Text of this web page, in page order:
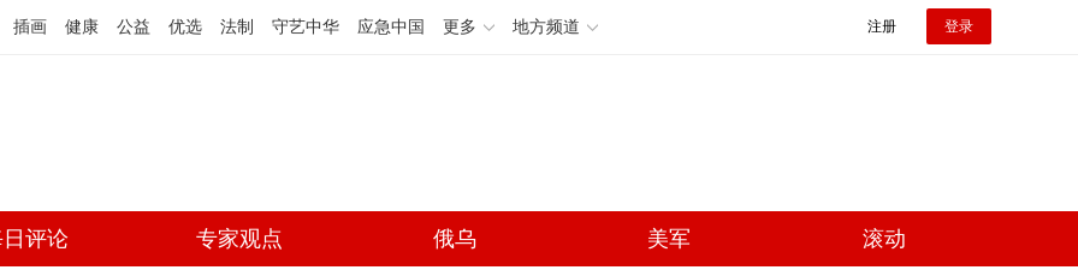
插画 健康 公益 优选 法制 守艺中华 应急中国 更多 地方频道 注册 登录
评论 专家观点 俄乌 美军 滚动